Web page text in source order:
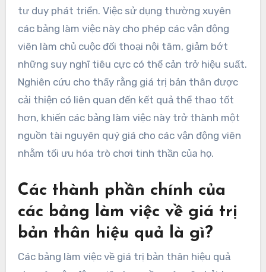
tư duy phát triển. Việc sử dụng thường xuyên
các bảng làm việc này cho phép các vận động
viên làm chủ cuộc đối thoại nội tâm, giảm bớt
những suy nghĩ tiêu cực có thể cản trở hiệu suất.
Nghiên cứu cho thấy rằng giá trị bản thân được
cải thiện có liên quan đến kết quả thể thao tốt
hơn, khiến các bảng làm việc này trở thành một
nguồn tài nguyên quý giá cho các vận động viên
nhằm tối ưu hóa trò chơi tinh thần của họ.
Các thành phần chính của
các bảng làm việc về giá trị
bản thân hiệu quả là gì?
Các bảng làm việc về giá trị bản thân hiệu quả